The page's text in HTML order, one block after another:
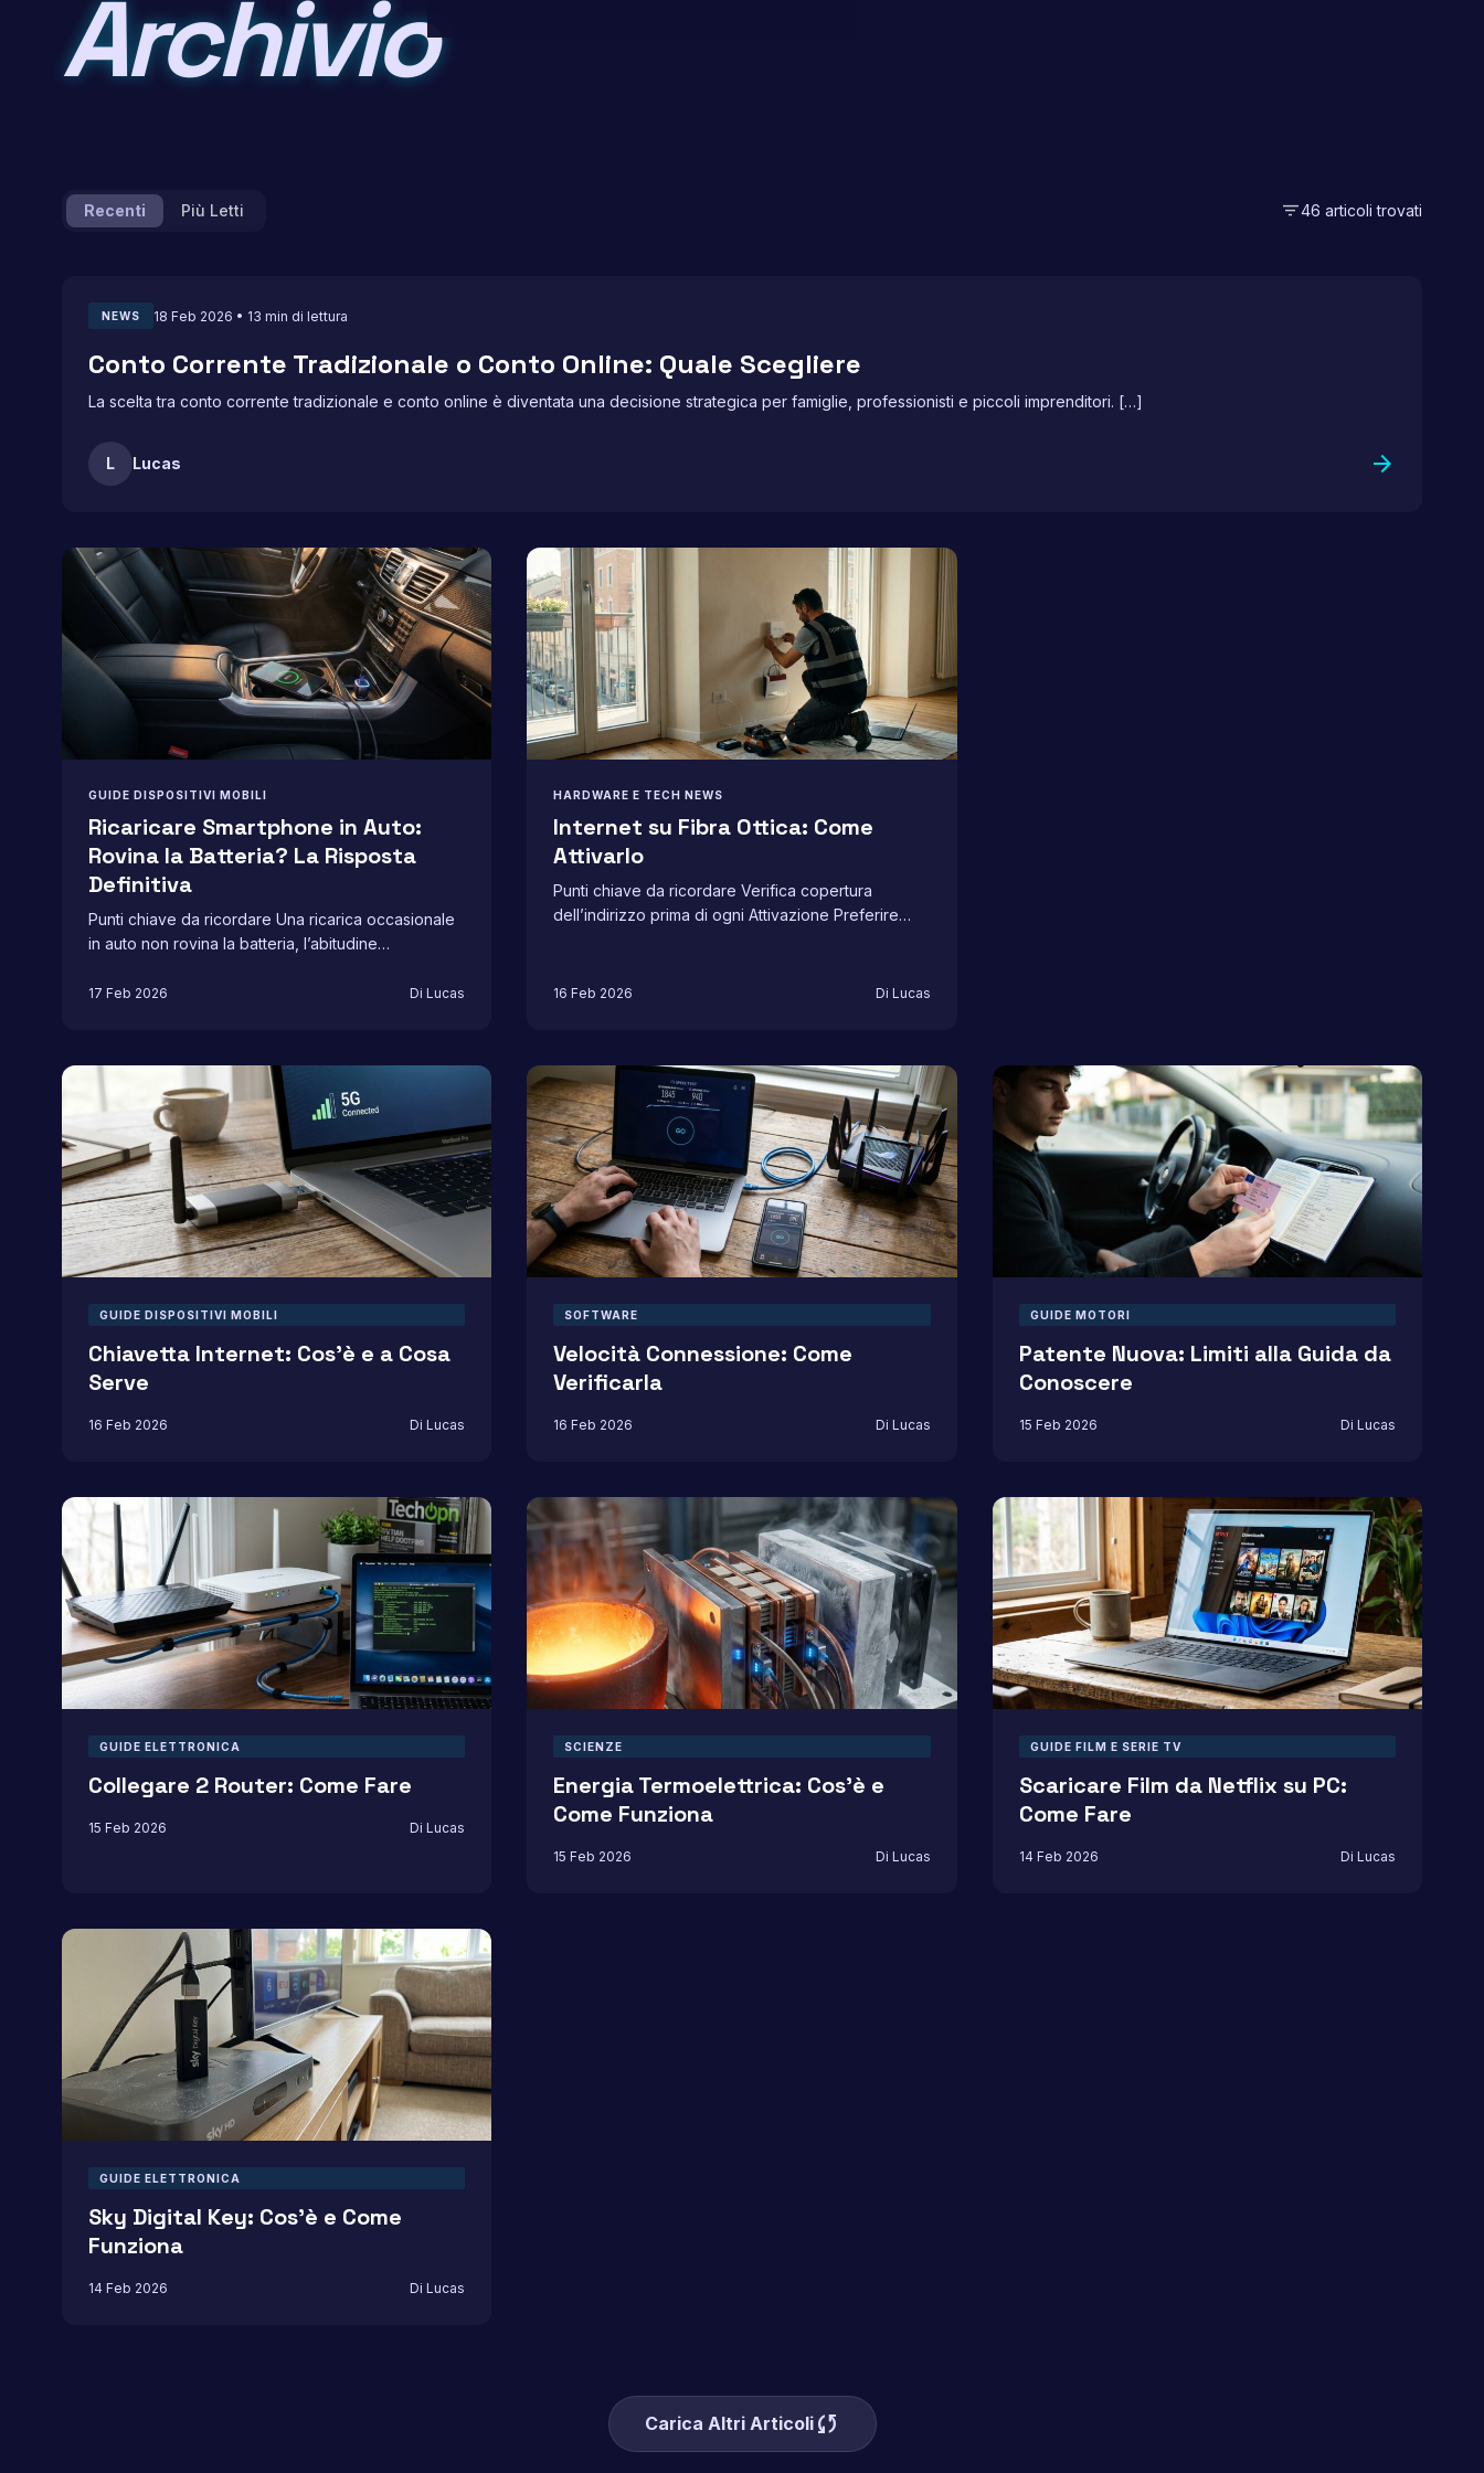
Archivio
Recenti Più Letti filter_list46 articoli trovati
NEWS 18 Feb 2026 • 13 min di lettura
Conto Corrente Tradizionale o Conto Online: Quale Scegliere
La scelta tra conto corrente tradizionale e conto online è diventata una decisione strategica per famiglie, professionisti e piccoli imprenditori. […]
L Lucas arrow_forward
GUIDE DISPOSITIVI MOBILI
Ricaricare Smartphone in Auto:
Rovina la Batteria? La Risposta
Definitiva
Punti chiave da ricordare Una ricarica occasionale
in auto non rovina la batteria, l’abitudine
17 Feb 2026 Di Lucas
HARDWARE E TECH NEWS
Internet su Fibra Ottica: Come
Attivarlo
Punti chiave da ricordare Verifica copertura
dell’indirizzo prima di ogni Attivazione Preferire
16 Feb 2026 Di Lucas
GUIDE DISPOSITIVI MOBILI
Chiavetta Internet: Cos’è e a Cosa
Serve
16 Feb 2026 Di Lucas
SOFTWARE
Velocità Connessione: Come
Verificarla
16 Feb 2026 Di Lucas
GUIDE MOTORI
Patente Nuova: Limiti alla Guida da
Conoscere
15 Feb 2026 Di Lucas
GUIDE ELETTRONICA
Collegare 2 Router: Come Fare
15 Feb 2026 Di Lucas
SCIENZE
Energia Termoelettrica: Cos’è e
Come Funziona
15 Feb 2026 Di Lucas
GUIDE FILM E SERIE TV
Scaricare Film da Netflix su PC:
Come Fare
14 Feb 2026 Di Lucas
GUIDE ELETTRONICA
Sky Digital Key: Cos’è e Come
Funziona
14 Feb 2026 Di Lucas
Carica Altri Articolisync